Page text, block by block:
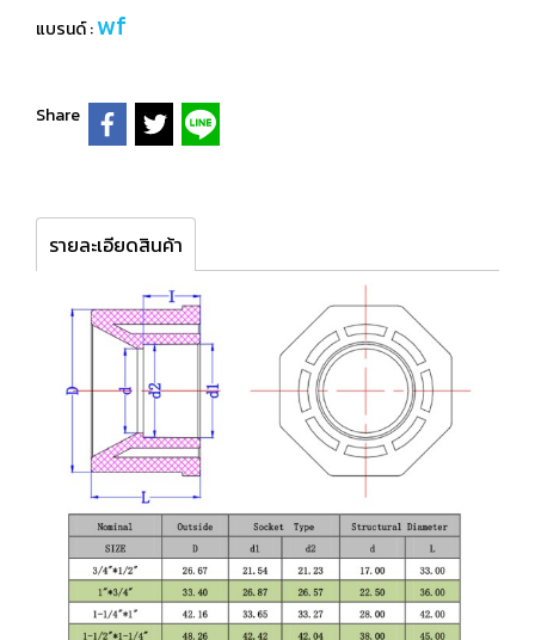
แบรนด์ :wf
Share
รายละเอียดสินค้า